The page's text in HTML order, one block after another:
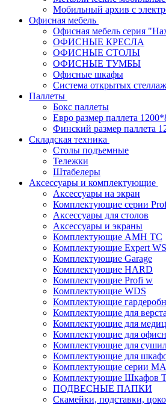
Мобильный архив с
Офисная мебель
Офисная мебель серия
ОФИСНЫЕ КРЕСЛА
ОФИСНЫЕ СТОЛЫ
ОФИСНЫЕ ТУМБЫ
Офисные шкафы
Система открытых
Паллеты
Бокс паллеты
Евро размер паллета
Финский размер паллета
Складская техника
Столы подъемные
Тележки
Штабелеры
Аксессуары и комплектующие
Аксессуары на экран
Комплектующие серии
Аксессуары для столов
Аксессуары и экраны
Комплектующие AMH TC
Комплектующие Expert WS
Комплектующие Garage
Комплектующие HARD
Комплектующие Profi w
Комплектующие WDS
Комплектующие
Комплектующие для
Комплектующие для
Комплектующие для
Комплектующие для
Комплектующие для
Комплектующие серии
Комплектующие Шкафов
ПОДВЕСНЫЕ ПАПКИ
Скамейки, подставки,